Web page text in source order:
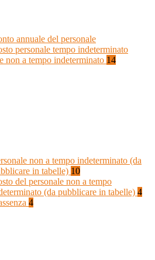
annuale del personale
personale tempo indeterminato
non a tempo indeterminato 14
non a tempo indeterminato (da
in tabelle) 10
del personale non a tempo
(da pubblicare in tabelle) 4
4